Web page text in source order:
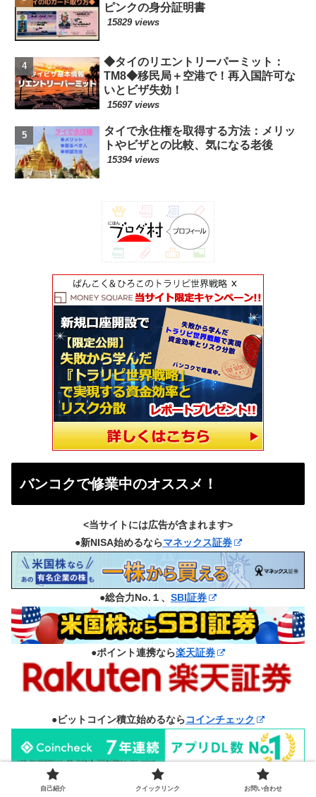
ピンクの身分証明書
15829 views
◆タイのリエントリーパーミット：
TM8◆移民局＋空港で！再入国許可な
いとビザ失効！
15697 views
タイで永住権を取得する方法：メリッ
トやビザとの比較、気になる老後
15394 views
バンコクで修業中のオススメ！
<当サイトには広告が含まれます>
●新NISA始めるならマネックス証券
●総合力No.１、 SBI証券
●ポイント連携なら楽天証券
●ビットコイン積立始めるならコインチェック
●海外から日本の番組見るなら
自己紹介 クイックリンク お問い合わせ